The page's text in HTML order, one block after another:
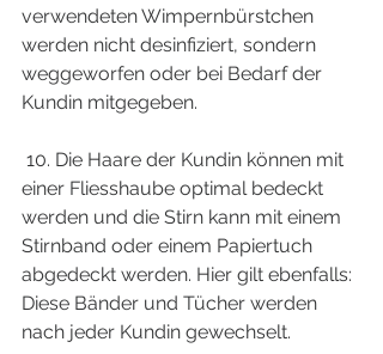
verwendeten Wimpernbürstchen
werden nicht desinfiziert, sondern
weggeworfen oder bei Bedarf der
Kundin mitgegeben.
einer Fliesshaube optimal bedeckt
werden und die Stirn kann mit einem
Stirnband oder einem Papiertuch
abgedeckt werden. Hier gilt ebenfalls:
Diese Bänder und Tücher werden
nach jeder Kundin gewechselt.